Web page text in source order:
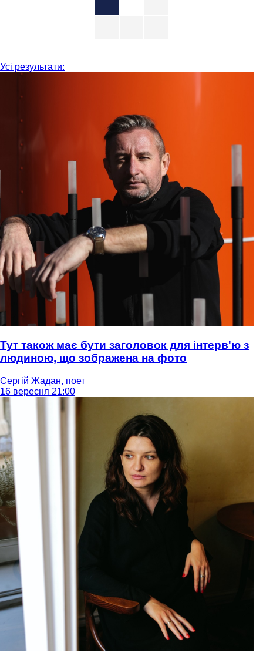
Усі результати:
Тут також має бути заголовок для інтерв'ю з
людиною, що зображена на фото
Сергій Жадан, поет
16 вересня 21:00